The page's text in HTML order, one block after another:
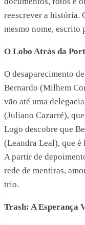
reescrever a história.
mesmo nome, escrito
O Lobo Atrás da
O desaparecimento
Bernardo (Milhem
vão até uma
(Juliano Cazarré),
Logo descobre que
(Leandra Leal), que é
A partir de
rede de mentiras,
trio.
Trash: A Esperança